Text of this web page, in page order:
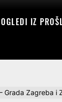
OGLEDI IZ
Zagreba